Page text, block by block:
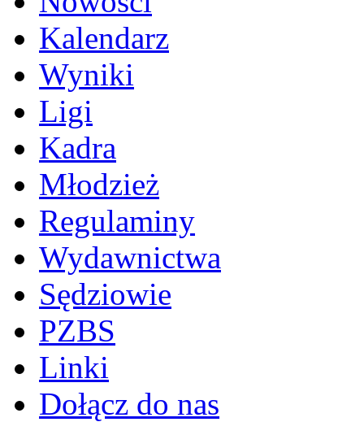
Kalendarz
Wyniki
Ligi
Kadra
Młodzież
Regulaminy
Wydawnictwa
Sędziowie
PZBS
Linki
Dołącz do nas